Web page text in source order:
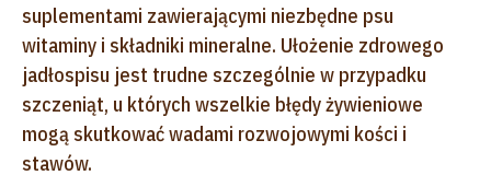
suplementami zawierającymi niezbędne psu
witaminy i składniki mineralne. Ułożenie zdrowego
jadłospisu jest trudne szczególnie w przypadku
szczeniąt, u których wszelkie błędy żywieniowe
mogą skutkować wadami rozwojowymi kości i
stawów.